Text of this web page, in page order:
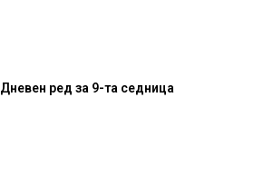
Дневен ред за 9-та седница